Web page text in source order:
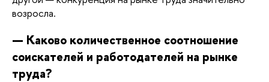
возросла.
— Каково количественное соотношение
соискателей и работодателей на рынке
труда?